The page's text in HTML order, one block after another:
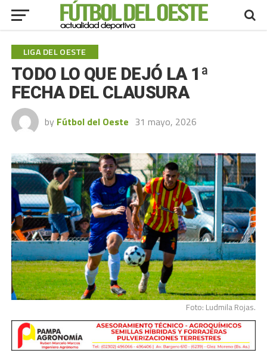
LIGA DEL OESTE
TODO LO QUE DEJÓ LA 1ª
FECHA DEL CLAUSURA
by Fútbol del Oeste 31 mayo, 2026
Foto: Ludmila Rojas.